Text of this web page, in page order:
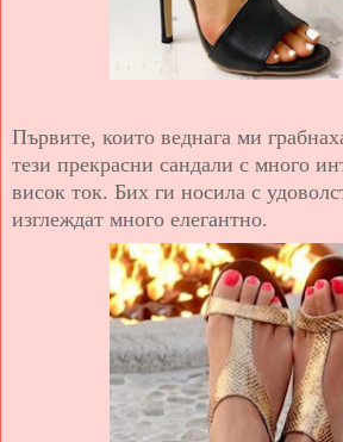
Първите, които веднага ми
тези прекрасни сандали с много
висок ток. Бих ги носила с
изглеждат много елегантно.